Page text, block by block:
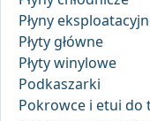
Płyny
Płyty główne
Płyty winylowe
Podkaszarki
Pokrowce i etui do